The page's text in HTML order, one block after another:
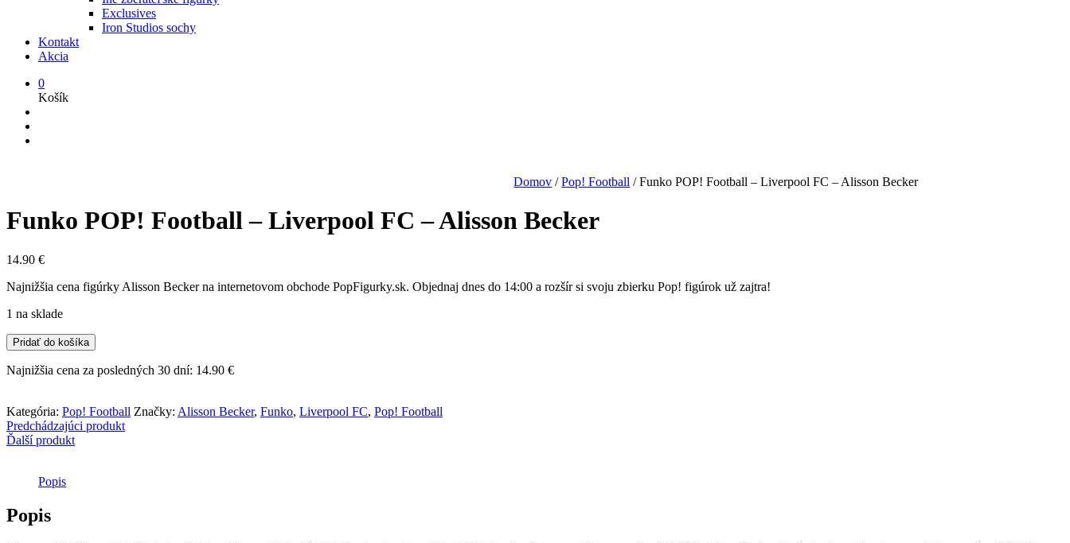
Exclusives
Iron Studios sochy
Kontakt
Akcia
0
Košík
Domov / Pop! Football /Funko POP! Football – Liverpool FC – Alisson Becker
Funko POP! Football – Liverpool FC – Alisson Becker
14.90 €
Najnižšia cena figúrky Alisson Becker na internetovom obchode PopFigurky.sk. Objednaj dnes do 14:00 a rozšír si svoju zbierku Pop! figúrok už zajtra!
1 na sklade
množstvo
Funko
POP!
Liverpool
FC
-
Pridať do košíka
Najnižšia cena za posledných 30 dní: 14.90 €
Kategória: Pop! Football Značky: Alisson Becker, Funko, Liverpool FC, Pop! Football
Predchádzajúci produkt
Ďalší produkt
Popis
Popis